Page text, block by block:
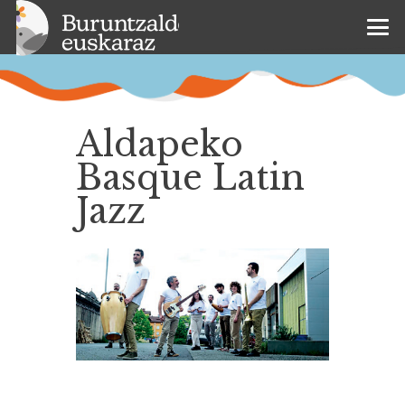
Aldapeko
Basque Latin
Jazz